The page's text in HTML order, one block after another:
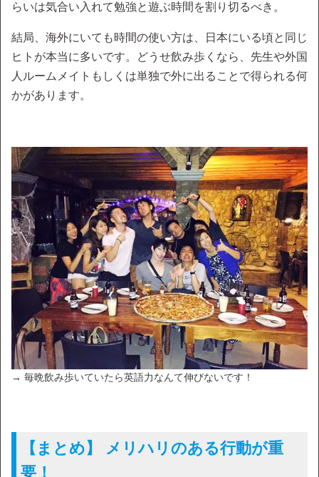
らいは気合い入れて勉強と遊ぶ時間を割り切るべき。
結局、海外にいても時間の使い方は、日本にいる頃と同じ
ヒトが本当に多いです。どうせ飲み歩くなら、先生や外国
人ルームメイトもしくは単独で外に出ることで得られる何
かがあります。
→ 毎晩飲み歩いていたら英語力なんて伸びないです！
【まとめ】 メリハリのある行動が重
要！